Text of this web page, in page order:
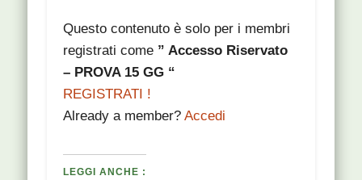
Questo contenuto è solo per i membri
registrati come ” Accesso Riservato
– PROVA 15 GG “
REGISTRATI !
Already a member?Accedi
LEGGI ANCHE :